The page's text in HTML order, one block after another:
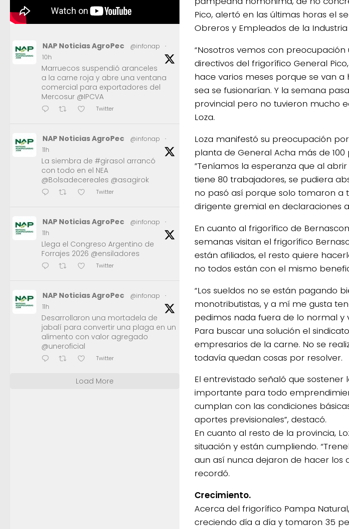
Pico, alertó en las últimas horas el
Obreros y Empleados de la
“Nosotros vemos con
directivos del frigorífico General
hace varios meses porque se van
sea se fusionarían. Y la semana
provincial pero no tuvieron mucho
Loza.
Loza manifestó su preocupación
planta de General Acha más de
”Teníamos la esperanza que al
tiene 80 trabajadores, se pudiera
no pasó así porque solo tomaron a
dirigente gremial en declaraciones
En cuanto al frigorífico de
semanas visitan el frigorífico
están afiliados, el resto quiere
no todos están con el mismo
“Los sueldos no se están pagando
monotributistas, y a mí me gusta
pedimos nada fuera de lo normal y
Para buscar una solución el
empresarios de la carne. No se
todavía quedan cosas por resolver.
El entrevistado señaló que
importante para todo
cumplan con las condiciones
aportes previsionales”, destacó.
En cuanto al resto de la provincia,
situación y están cumpliendo.
aun así nunca dejaron de hacer los
recordó.
Crecimiento.
Acerca del frigorífico Pampa
creciendo día a día y tomaron 35
NAP Noticias AgroPec @infonap
·
10h
Marruecos suspendió aranceles
a la carne roja y abre una ventana
comercial para exportadores del
Mercosur @IPCVA
Twitter
NAP Noticias AgroPec @infonap
·
11h
La siembra de #girasol arrancó
con todo en el NEA
@Bolsadecereales @asagirok
Twitter
NAP Noticias AgroPec @infonap
·
11h
Llega el Congreso Argentino de
Forrajes 2026 @ensiladores
Twitter
NAP Noticias AgroPec @infonap
·
11h
Desarrollaron una mortadela de
jabalí para convertir una plaga en un
alimento con valor agregado
@uneroficial
Twitter
Load More